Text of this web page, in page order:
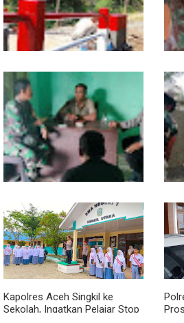
Sentuhan Akhir Jembatan
Garuda Dikebut, Kodim 0118
Optimistis Tepat Waktu
Babinsa dan Bhabinkamtibmas
Kompak Gaungkan Gerakan
Kibarkan Merah Putih
Kapolres Aceh Singkil ke
Sekolah, Ingatkan Pelajar Stop